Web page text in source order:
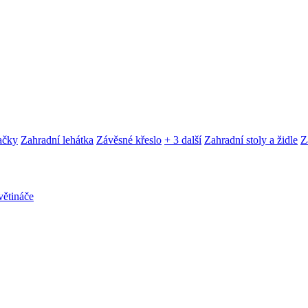
Zahradní lehátka Závěsné křeslo + 3 další Zahradní stoly a židle